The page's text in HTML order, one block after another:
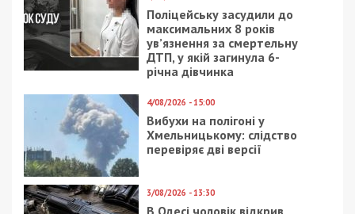
Днепрянин рассказал, как ему это удается:
Я очень люблю поесть. Начинаю именно с этой фразы,
чтобы сразу было понятно, какой я человек и как в мою
жизнь попали съедобные елки. Началось все с того, что
как-то я замотался и не купил праздничное дерево
заранее, а 31 декабря уже просто лень было куда-то
идти. Поэтому сделал елку из колбасы, сыра, оливок и
помидоров черри. Идея возникла у меня в голове сама по
себе, я загуглил, и только посмотрел на YouTube способ
крепления. Дерево так быстро съели, что даже
сфотографировать не пришло в голову.